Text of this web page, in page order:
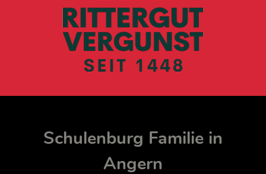
Schulenburg Familie in
Angern